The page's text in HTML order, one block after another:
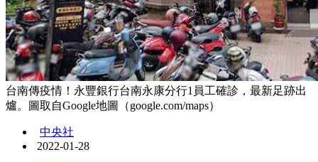
台南傳疫情！永豐銀行台南永康分行1員工確診，最新足跡出
爐。圖取自Google地圖（google.com/maps）
中央社
2022-01-28